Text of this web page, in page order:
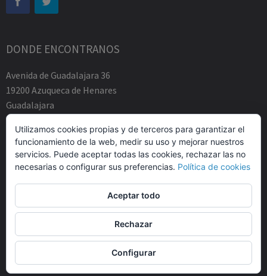
DONDE ENCONTRANOS
Avenida de Guadalajara 36
19200 Azuqueca de Henares
Guadalajara
Tfno.-+34 949883219
contacto@abogadosfda.eu
Mañanas de 10:00a 14:00
Tardes de 17:00 a 20:00
© Agustin Zamarro Mogarra Abogados 2026.Allegianttema de
CPOThemes.
Utilizamos cookies propias y de terceros para garantizar el
funcionamiento de la web, medir su uso y mejorar nuestros
servicios. Puede aceptar todas las cookies, rechazar las no
necesarias o configurar sus preferencias. Política de cookies
Aceptar todo
Rechazar
Configurar